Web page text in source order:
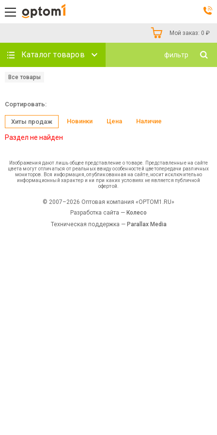
Мой заказ: 0 ₽
Каталог товаров фильтр
Все товары
Сортировать:
Хиты продаж Новинки Цена Наличие
Раздел не найден
Изображения дают лишь общее представление о товаре. Представленные на сайте
цвета могут отличаться от реальных ввиду особенностей цветопередачи различных
мониторов. Вся информация, опубликованная на сайте, носит исключительно
информационный характер и ни при каких условиях не является публичной
офертой.
© 2007–2026 Оптовая компания «OPTOM1.RU»
Разработка сайта — Колесо
Техническая поддержка — Parallax Media